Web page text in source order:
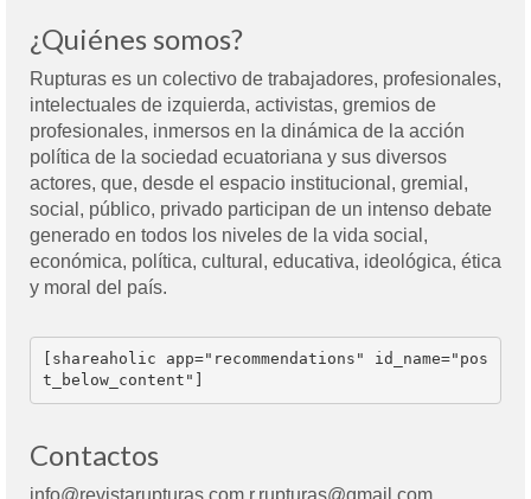
¿Quiénes somos?
Rupturas es un colectivo de trabajadores, profesionales,
intelectuales de izquierda, activistas, gremios de
profesionales, inmersos en la dinámica de la acción
política de la sociedad ecuatoriana y sus diversos
actores, que, desde el espacio institucional, gremial,
social, público, privado participan de un intenso debate
generado en todos los niveles de la vida social,
económica, política, cultural, educativa, ideológica, ética
y moral del país.
[shareaholic app="recommendations" id_name="pos
t_below_content"]
Contactos
info@revistarupturas.com r.rupturas@gmail.com